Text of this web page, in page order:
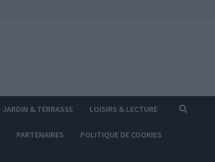
JARDIN & TERRASSE LOISIRS & LECTURE
PARTENAIRES POLITIQUE DE COOKIES